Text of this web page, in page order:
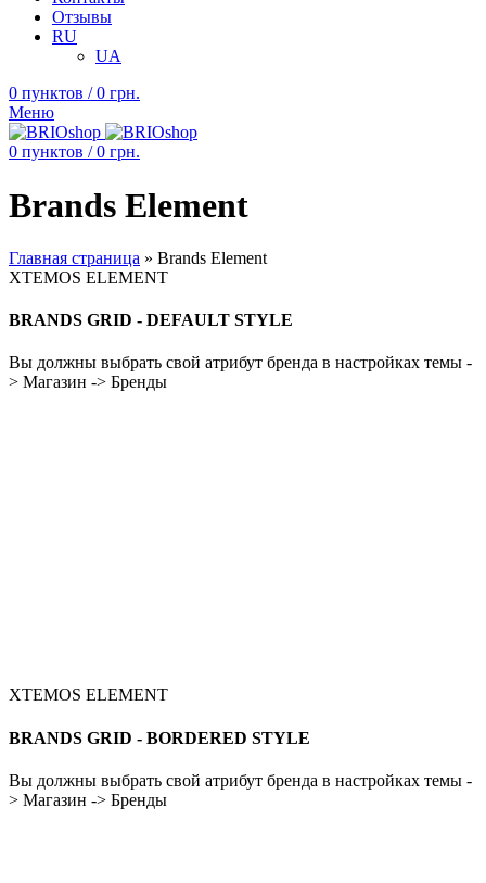
Отзывы
RU
UA
0 пунктов / 0 грн.
Меню
0 пунктов / 0 грн.
Brands Element
Главная страница » Brands Element
XTEMOS ELEMENT
BRANDS GRID - DEFAULT STYLE
Вы должны выбрать свой атрибут бренда в настройках темы -
> Магазин -> Бренды
XTEMOS ELEMENT
BRANDS GRID - BORDERED STYLE
Вы должны выбрать свой атрибут бренда в настройках темы -
> Магазин -> Бренды